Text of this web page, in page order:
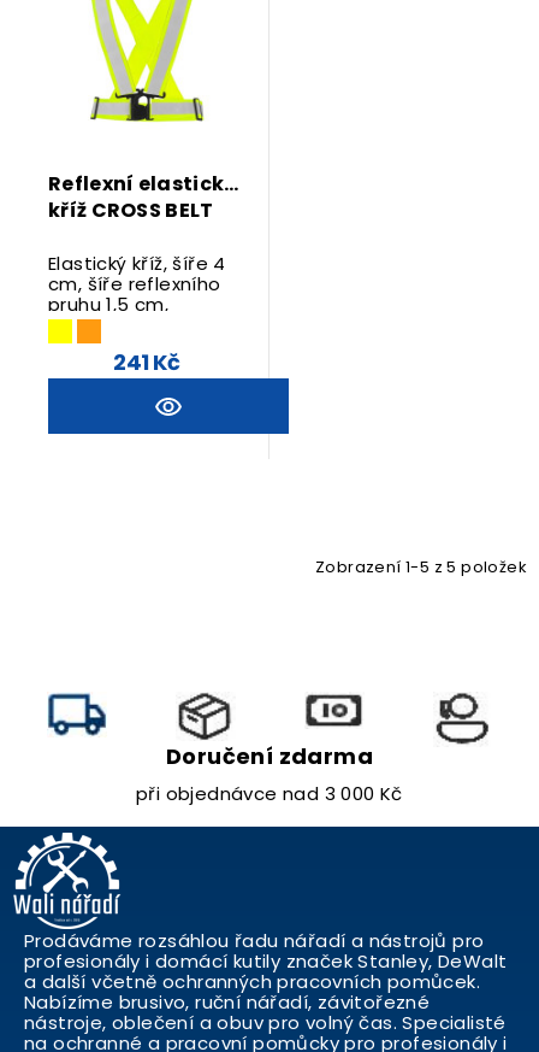
Reflexní elastický
kříž CROSS BELT
Elastický kříž, šíře 4
cm, šíře reflexního
pruhu 1,5 cm,
nastavitelná šířka i
délka pásů, zapínání
na přezku241 Kč
Zobrazení 1-5 z 5 položek
Doručení zdarma
při objednávce nad 3 000 Kč
Prodáváme rozsáhlou řadu nářadí a nástrojů pro
profesionály i domácí kutily značek Stanley, DeWalt
a další včetně ochranných pracovních pomůcek.
Nabízíme brusivo, ruční nářadí, závitořezné
nástroje, oblečení a obuv pro volný čas. Specialisté
na ochranné a pracovní pomůcky pro profesionály i